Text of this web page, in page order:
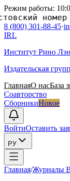
Режим работы:
номер
8 (800) 301-88-45·
IRL
Институт Рино
Издательская
ГлавнаяО насБаза
Соавторство
СборникиНовое
ВойтиОставить
РУ
Главная/Журналы